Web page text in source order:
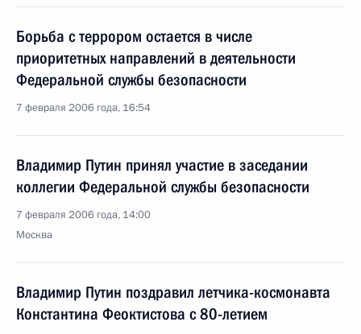
Борьба с террором остается в числе
приоритетных направлений в деятельности
Федеральной службы безопасности
7 февраля 2006 года, 16:54
Владимир Путин принял участие в заседании
коллегии Федеральной службы безопасности
7 февраля 2006 года, 14:00
Москва
Владимир Путин поздравил летчика-космонавта
Константина Феоктистова с 80-летием